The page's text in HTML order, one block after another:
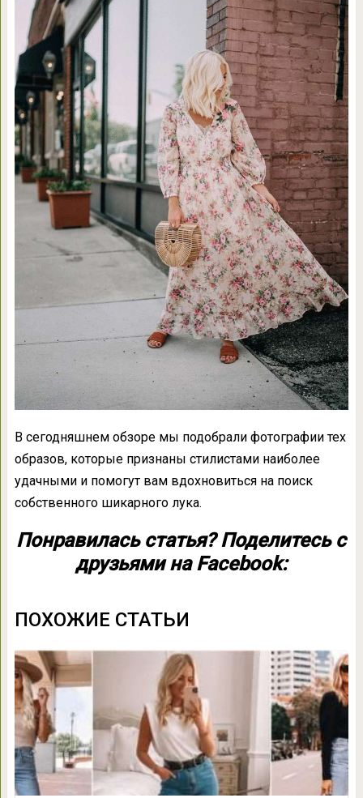
В сегодняшнем обзоре мы подобрали фотографии тех
образов, которые признаны стилистами наиболее
удачными и помогут вам вдохновиться на поиск
собственного шикарного лука.
Понравилась статья? Поделитесь с
друзьями на Facebook:
ПОХОЖИЕ СТАТЬИ